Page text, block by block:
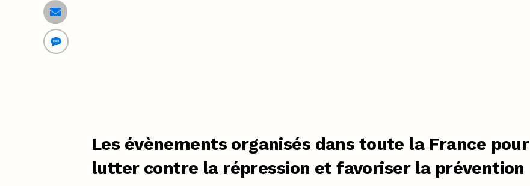
Les évènements organisés dans toute la France pour
lutter contre la répression et favoriser la prévention